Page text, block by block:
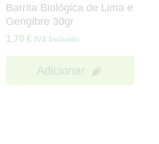
Barrita Biológica de Lima e
Gengibre 30gr
1,70€ IVA Incluído
Adicionar